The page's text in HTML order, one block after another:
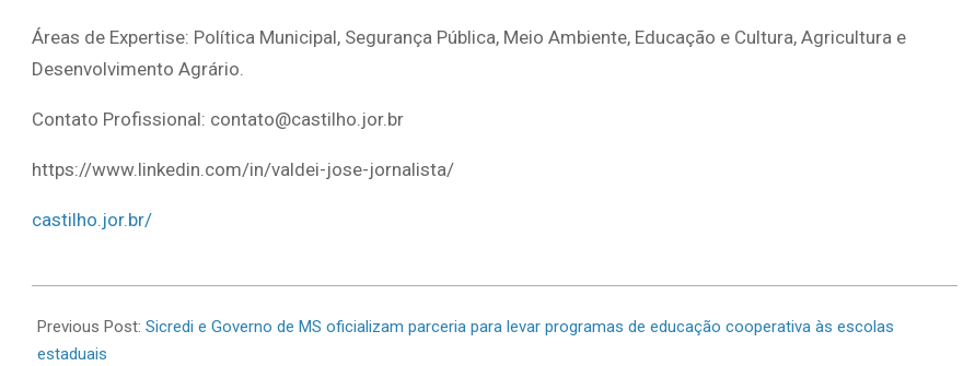
Áreas de Expertise: Política Municipal, Segurança Pública, Meio Ambiente, Educação e Cultura, Agricultura e
Desenvolvimento Agrário.
Contato Profissional: contato@castilho.jor.br
https://www.linkedin.com/in/valdei-jose-jornalista/
castilho.jor.br/
06-
16
Previous Post: Sicredi e Governo de MS oficializam parceria para levar programas de educação cooperativa às escolas
estaduais